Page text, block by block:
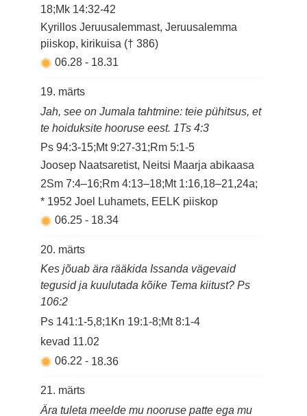
18;Mk 14:32-42
Kyrillos Jeruusalemmast, Jeruusalemma
piiskop, kirikuisa († 386)
06.28- 18.31
19. märts
Jah, see on Jumala tahtmine: teie pühitsus, et
te hoiduksite hooruse eest. 1Ts 4:3
Ps 94:3-15;Mt 9:27-31;Rm 5:1-5
Joosep Naatsaretist, Neitsi Maarja abikaasa
2Sm 7:4–16;Rm 4:13–18;Mt 1:16,18–21,24a;
* 1952 Joel Luhamets, EELK piiskop
06.25- 18.34
20. märts
Kes jõuab ära rääkida Issanda vägevaid
tegusid ja kuulutada kõike Tema kiitust? Ps
106:2
Ps 141:1-5,8;1Kn 19:1-8;Mt 8:1-4
kevad 11.02
06.22- 18.36
21. märts
Ära tuleta meelde mu nooruse patte ega mu